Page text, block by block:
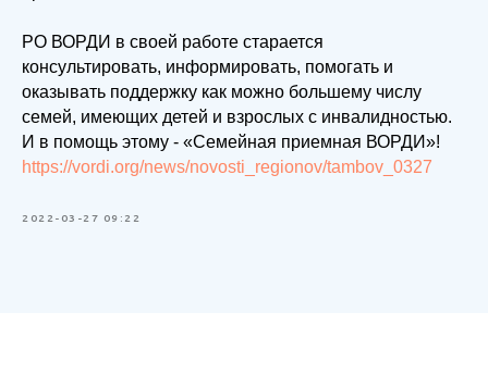
РО ВОРДИ в своей работе старается
консультировать, информировать, помогать и
оказывать поддержку как можно большему числу
семей, имеющих детей и взрослых с инвалидностью.
И в помощь этому - «Семейная приемная ВОРДИ»!
https://vordi.org/news/novosti_regionov/tambov_0327
2022-03-27 09:22